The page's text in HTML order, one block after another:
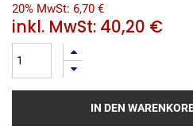
20% MwSt: 6,70 €
inkl. MwSt: 40,20 €
IN DEN